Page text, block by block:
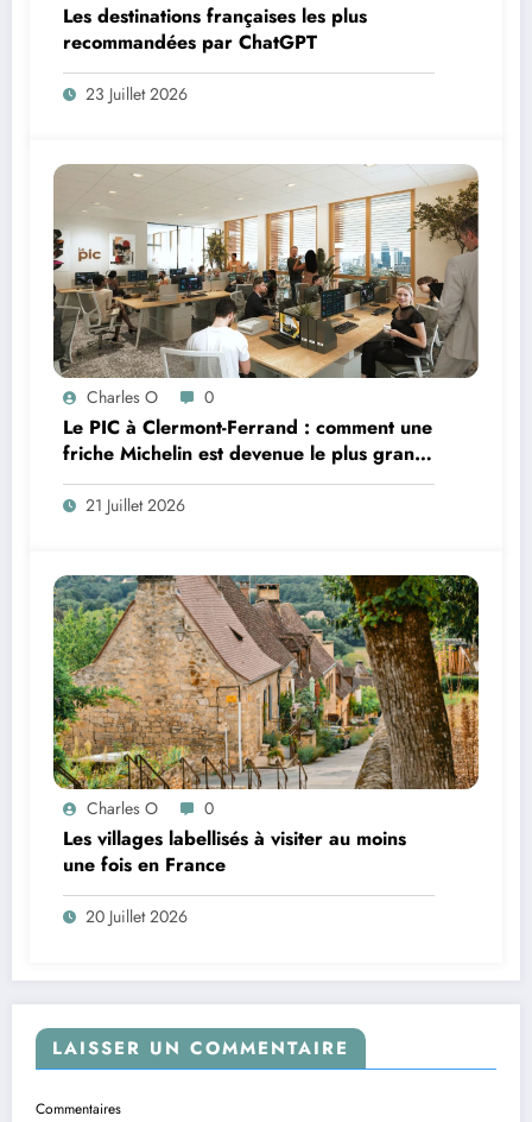
Les destinations françaises les plus
recommandées par ChatGPT
23 Juillet 2026
Charles O 0
Le PIC à Clermont-Ferrand : comment une
friche Michelin est devenue le plus grand
coworking de France ?
21 Juillet 2026
Charles O 0
Les villages labellisés à visiter au moins
une fois en France
20 Juillet 2026
LAISSER UN COMMENTAIRE
Commentaires